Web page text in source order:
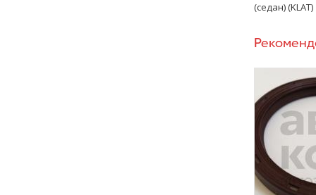
(седан) (KLAT)